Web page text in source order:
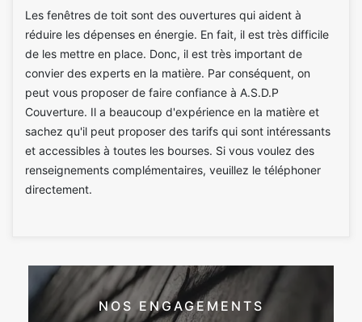
Les fenêtres de toit sont des ouvertures qui aident à
réduire les dépenses en énergie. En fait, il est très difficile
de les mettre en place. Donc, il est très important de
convier des experts en la matière. Par conséquent, on
peut vous proposer de faire confiance à A.S.D.P
Couverture. Il a beaucoup d'expérience en la matière et
sachez qu'il peut proposer des tarifs qui sont intéressants
et accessibles à toutes les bourses. Si vous voulez des
renseignements complémentaires, veuillez le téléphoner
directement.
NOS ENGAGEMENTS